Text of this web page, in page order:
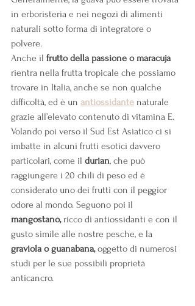
in erboristeria e nei negozi di alimenti
naturali sotto forma di integratore o
polvere.
Anche il frutto della passione o maracuja
rientra nella frutta tropicale che possiamo
trovare in Italia, anche se non qualche
difficoltà, ed è un antiossidante naturale
grazie all’elevato contenuto di vitamina E.
Volando poi verso il Sud Est Asiatico ci si
imbatte in alcuni frutti esotici davvero
particolari, come il durian, che può
raggiungere i 20 chili di peso ed è
considerato uno dei frutti con il peggior
odore al mondo. Seguono poi il
mangostano, ricco di antiossidanti e con il
gusto simile alle nostre pesche, e la
graviola o guanabana, oggetto di numerosi
studi per le sue possibili proprietà
anticancro.